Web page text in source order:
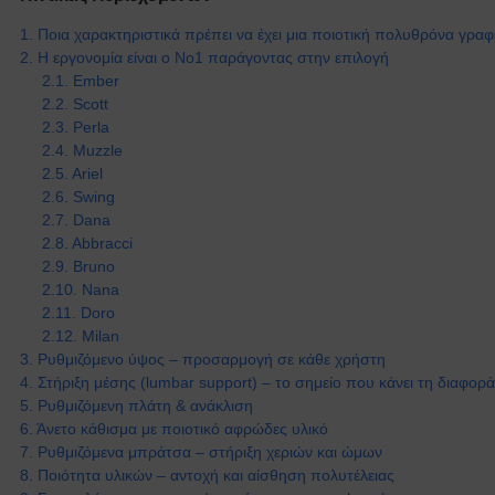
Ποια χαρακτηριστικά πρέπει να έχει μια ποιοτική πολυθρόνα
Η εργονομία είναι ο Νο1 παράγοντας στην επιλογή
Ember
Scott
Perla
Muzzle
Ariel
Swing
Dana
Abbracci
Bruno
Nana
Doro
Milan
Ρυθμιζόμενο ύψος – προσαρμογή σε κάθε χρήστη
Στήριξη μέσης (lumbar support) – το σημείο που κάνει τη διαφορά
Ρυθμιζόμενη πλάτη & ανάκλιση
Άνετο κάθισμα με ποιοτικό αφρώδες υλικό
Ρυθμιζόμενα μπράτσα – στήριξη χεριών και ώμων
Ποιότητα υλικών – αντοχή και αίσθηση πολυτέλειας